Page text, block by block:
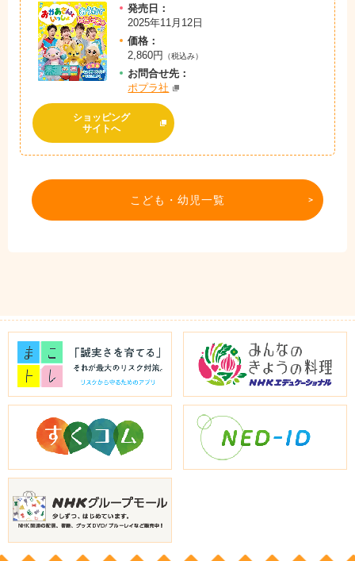
発売日：
2025年11月12日
価格：
2,860円
（税込み）
お問合せ先：
ポプラ社
ショッピング
サイトへ
こども・幼児一覧